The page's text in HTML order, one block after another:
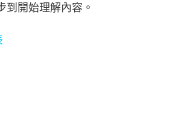
到開始理解內容。